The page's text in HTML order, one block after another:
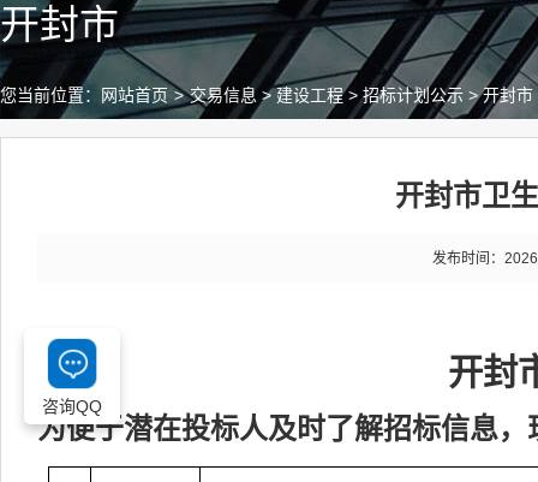
开封市
您当前位置： 网站首页 > 交易信息 >建设工程>招标计划公示 >开封市
开封市卫
发布时间：
开封
为便于潜在投标人及时了解招标信息，
咨询QQ